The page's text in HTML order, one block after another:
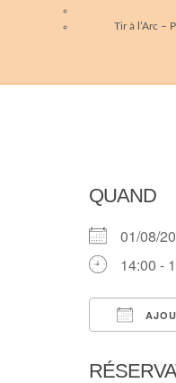
Tir à l’Arc –
QUAND
01/08/
14:00 -